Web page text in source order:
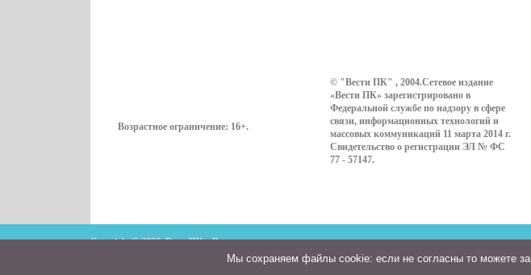
Возрастное ограничение: 16+.
© "Вести ПК" , 2004.Сетевое издание
«Вести ПК» зарегистрировано в
Федеральной службе по надзору в сфере
связи, информационных технологий и
массовых коммуникаций 11 марта 2014 г.
Свидетельство о регистрации ЭЛ № ФС
77 - 57147.
Copyright © 2026. ВестиПК в Воронеже
Мы cохраняем файлы cookie: если не согласны то можете